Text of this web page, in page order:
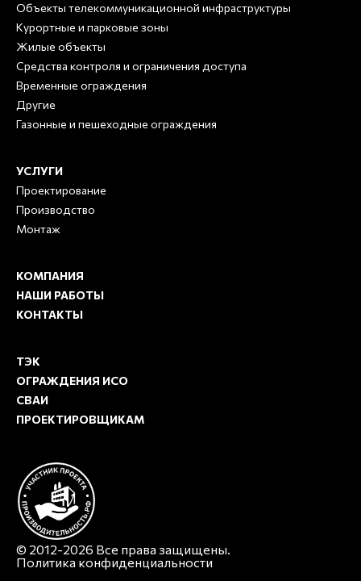
Объекты телекоммуникационной инфраструктуры
Курортные и парковые зоны
Жилые объекты
Средства контроля и ограничения доступа
Временные ограждения
Другие
Газонные и пешеходные ограждения
УСЛУГИ
Проектирование
Производство
Монтаж
КОМПАНИЯ
НАШИ РАБОТЫ
КОНТАКТЫ
ТЭК
ОГРАЖДЕНИЯ ИСО
СВАИ
ПРОЕКТИРОВЩИКАМ
© 2012-2026 Все права защищены.
Политика конфиденциальности